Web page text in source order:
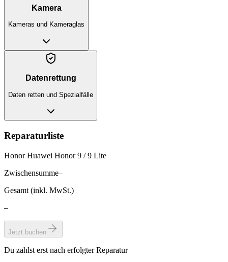
Kamera
Kameras und Kameraglas
Datenrettung
Daten retten und Spezialfälle
Reparaturliste
Honor Huawei Honor 9 / 9 Lite
Zwischensumme–
Gesamt (inkl. MwSt.)
–
Jetzt buchen
Du zahlst erst nach erfolgter Reparatur